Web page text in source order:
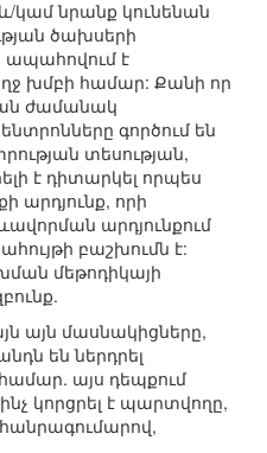
կամ նրանք կունենան
ծախսերի
է
խմբի համար: Քանի որ
ժամանակ
գործում են
տեսության,
է դիտարկել որպես
արդյունք, որի
արդյունքում
բաշխումն է:
մեթոդիկայի
այն մասնակիցները,
են ներդրել
այս դեպքում
կորցրել է պարտվողը,